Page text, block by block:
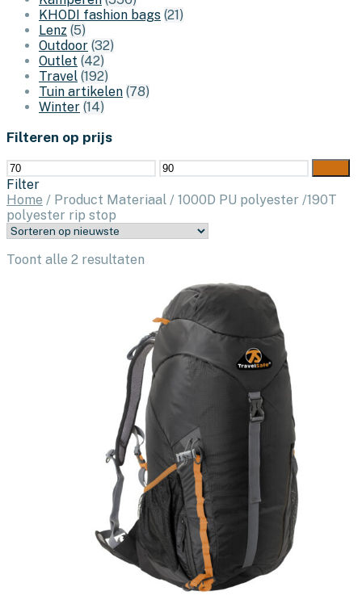
KHODI fashion bags (21)
Lenz (5)
Outdoor (32)
Outlet (42)
Travel (192)
Tuin artikelen (78)
Winter (14)
Filteren op prijs
Min.
prijs
Max.
prijs
Filter
Home / Product Materiaal / 1000D PU polyester /190T
polyester rip stop
Toont alle 2 resultaten
nieuwste